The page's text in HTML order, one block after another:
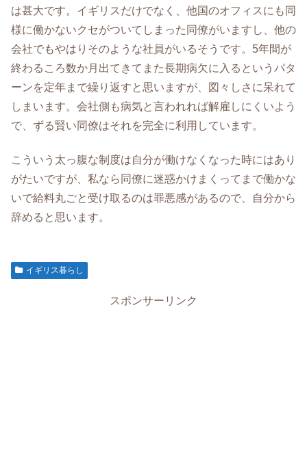
は甚大です。イギリスだけでなく、他国のオフィスにも同
様に働かないクセがついてしまった同僚がいますし、他の
会社でもやはりそのような社員がいるそうです。5年間が
終わるころ数か月出てきてまた長期病欠に入るというパタ
ーンを定年まで繰り返すと思いますが、図々しさに呆れて
しまいます。会社側も病気と言われれば解雇しにくいよう
で、ずる賢い同僚はそれを完全に利用しています。
こういう太っ腹な制度は自分が働けなくなった時にはあり
がたいですが、私なら同僚に迷惑かけまくってまで働かな
いで給料丸ごと受け取るのは罪悪感があるので、自分から
辞めると思います。
イギリス暮らし
スポンサーリンク